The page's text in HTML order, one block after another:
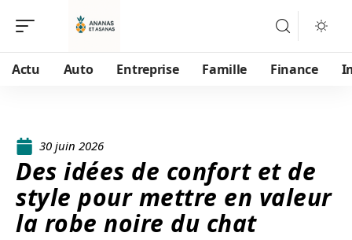
Actu Auto Entreprise Famille Finance
30 juin 2026
Des idées de confort et de
style pour mettre en valeur
la robe noire du chat